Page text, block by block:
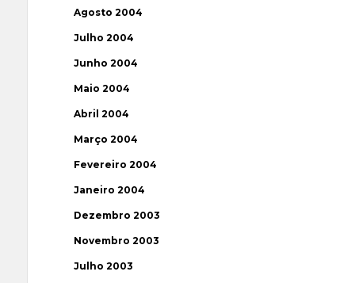
Agosto 2004
Julho 2004
Junho 2004
Maio 2004
Abril 2004
Março 2004
Fevereiro 2004
Janeiro 2004
Dezembro 2003
Novembro 2003
Julho 2003